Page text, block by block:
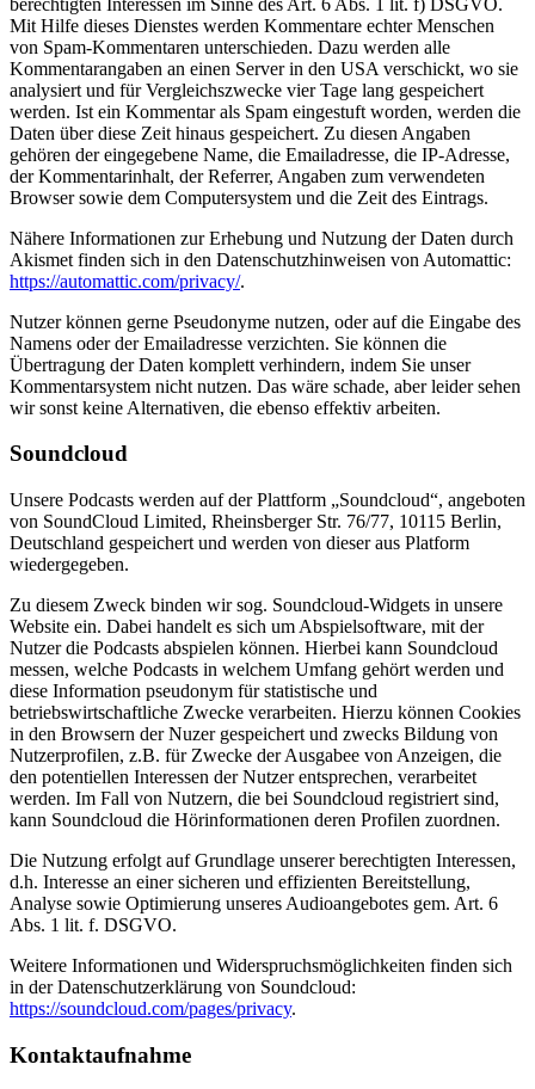
Mit Hilfe dieses Dienstes werden Kommentare echter Menschen
von Spam-Kommentaren unterschieden. Dazu werden alle
Kommentarangaben an einen Server in den USA verschickt, wo sie
analysiert und für Vergleichszwecke vier Tage lang gespeichert
werden. Ist ein Kommentar als Spam eingestuft worden, werden die
Daten über diese Zeit hinaus gespeichert. Zu diesen Angaben
gehören der eingegebene Name, die Emailadresse, die IP-Adresse,
der Kommentarinhalt, der Referrer, Angaben zum verwendeten
Browser sowie dem Computersystem und die Zeit des Eintrags.
Nähere Informationen zur Erhebung und Nutzung der Daten durch
Akismet finden sich in den Datenschutzhinweisen von Automattic:
https://automattic.com/privacy/.
Nutzer können gerne Pseudonyme nutzen, oder auf die Eingabe des
Namens oder der Emailadresse verzichten. Sie können die
Übertragung der Daten komplett verhindern, indem Sie unser
Kommentarsystem nicht nutzen. Das wäre schade, aber leider sehen
wir sonst keine Alternativen, die ebenso effektiv arbeiten.
Soundcloud
Unsere Podcasts werden auf der Plattform „Soundcloud“, angeboten
von SoundCloud Limited, Rheinsberger Str. 76/77, 10115 Berlin,
Deutschland gespeichert und werden von dieser aus Platform
wiedergegeben.
Zu diesem Zweck binden wir sog. Soundcloud-Widgets in unsere
Website ein. Dabei handelt es sich um Abspielsoftware, mit der
Nutzer die Podcasts abspielen können. Hierbei kann Soundcloud
messen, welche Podcasts in welchem Umfang gehört werden und
diese Information pseudonym für statistische und
betriebswirtschaftliche Zwecke verarbeiten. Hierzu können Cookies
in den Browsern der Nuzer gespeichert und zwecks Bildung von
Nutzerprofilen, z.B. für Zwecke der Ausgabee von Anzeigen, die
den potentiellen Interessen der Nutzer entsprechen, verarbeitet
werden. Im Fall von Nutzern, die bei Soundcloud registriert sind,
kann Soundcloud die Hörinformationen deren Profilen zuordnen.
Die Nutzung erfolgt auf Grundlage unserer berechtigten Interessen,
d.h. Interesse an einer sicheren und effizienten Bereitstellung,
Analyse sowie Optimierung unseres Audioangebotes gem. Art. 6
Abs. 1 lit. f. DSGVO.
Weitere Informationen und Widerspruchsmöglichkeiten finden sich
in der Datenschutzerklärung von Soundcloud:
https://soundcloud.com/pages/privacy.
Kontaktaufnahme